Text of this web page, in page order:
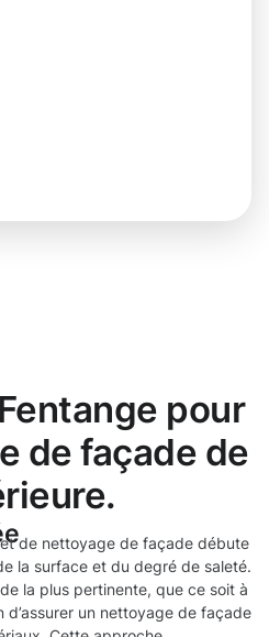
pour
de façade de
de nettoyage de façade débute
la surface et du degré de saleté.
la plus pertinente, que ce soit à
d’assurer un nettoyage de façade